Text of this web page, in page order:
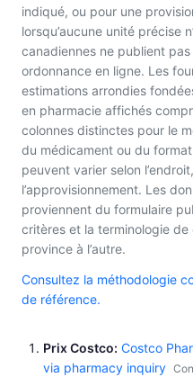
indiqué, ou pour une
lorsqu’aucune unité précise
canadiennes ne publient
ordonnance en ligne. Les
estimations arrondies
en pharmacie affichés
colonnes distinctes pour le
du médicament ou du
peuvent varier selon
l’approvisionnement. Les
proviennent du formulaire
critères et la terminologie
province à l’autre.
Consultez la méthodologie
de référence.
Prix Costco Costco
via pharmacy inquiry